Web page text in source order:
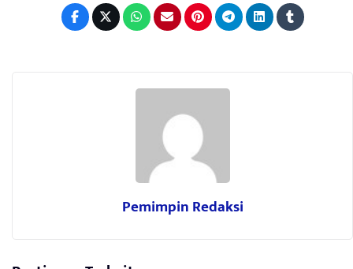
Pemimpin Redaksi